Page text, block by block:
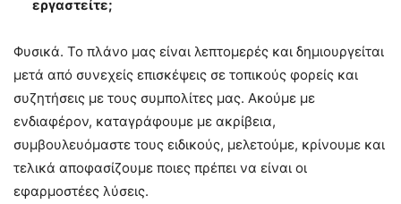
εργαστείτε;
Φυσικά. Το πλάνο μας είναι λεπτομερές και δημιουργείται
μετά από συνεχείς επισκέψεις σε τοπικούς φορείς και
συζητήσεις με τους συμπολίτες μας. Ακούμε με
ενδιαφέρον, καταγράφουμε με ακρίβεια,
συμβουλευόμαστε τους ειδικούς, μελετούμε, κρίνουμε και
τελικά αποφασίζουμε ποιες πρέπει να είναι οι
εφαρμοστέες λύσεις.